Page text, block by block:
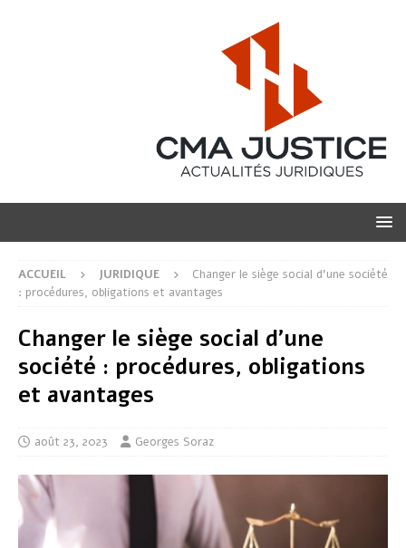
ACCUEIL JURIDIQUE
Changer le siège social d’une société
: procédures, obligations et avantages
Changer le siège social d’une
société : procédures, obligations
et avantages
août 23, 2023 Georges Soraz